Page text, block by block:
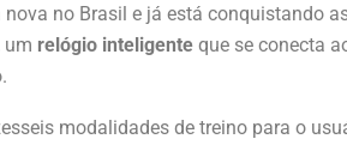
no Brasil e já está conquistando
um relógio inteligente que se conecta
modalidades de treino para o